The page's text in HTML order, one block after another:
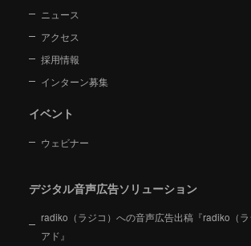
ニュース
アクセス
採用情報
インターン募集
イベント
ウェビナー
デジタル音声広告ソリューション
radiko（ラジコ）への音声広告出稿『radiko（
アド』